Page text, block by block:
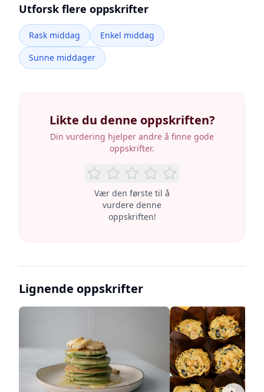
Utforsk flere oppskrifter
Rask middag
Enkel middag
Sunne middager
Likte du denne oppskriften?
Din vurdering hjelper andre å finne gode
oppskrifter.
Vær den første til å
vurdere denne
oppskriften!
Lignende oppskrifter